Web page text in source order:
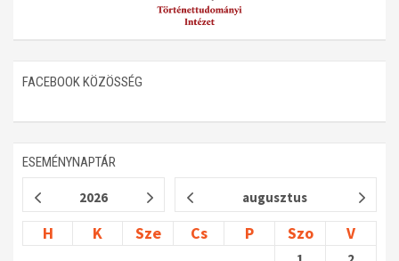
FACEBOOK KÖZÖSSÉG
ESEMÉNYNAPTÁR
2026 augusztus
H K Sze Cs P Szo V